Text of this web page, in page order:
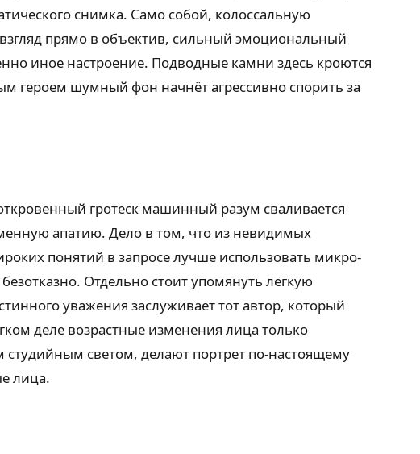
снимка. Само собой, колоссальную
прямо в объектив, сильный эмоциональный
иное настроение. Подводные камни здесь кроются
героем шумный фон начнёт агрессивно спорить за
гротеск машинный разум сваливается
апатию. Дело в том, что из невидимых
понятий в запросе лучше использовать микро-
Отдельно стоит упомянуть лёгкую
уважения заслуживает тот автор, который
деле возрастные изменения лица только
светом, делают портрет по-настоящему
лица.